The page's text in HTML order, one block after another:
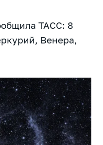
ТАСС: 8
Венера,